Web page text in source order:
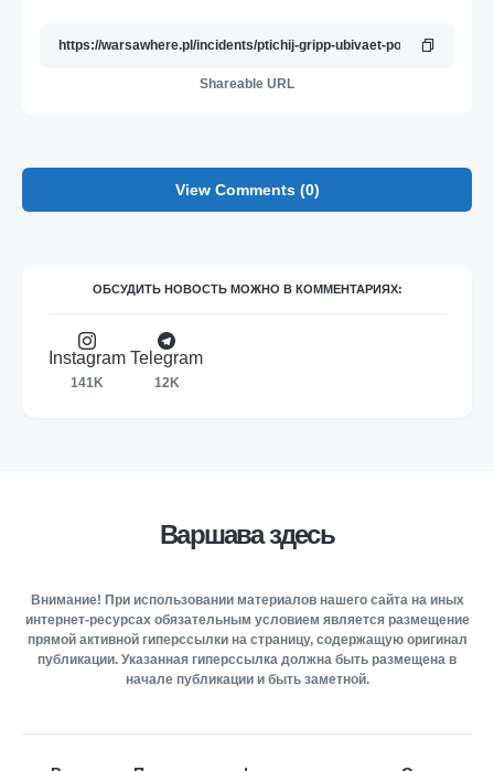
Shareable URL
View Comments (0)
ОБСУДИТЬ НОВОСТЬ МОЖНО В КОММЕНТАРИЯХ:
Instagram
141K
Telegram
12K
Варшава здесь
Внимание! При использовании материалов нашего сайта на иных
интернет-ресурсах обязательным условием является размещение
прямой активной гиперссылки на страницу, содержащую оригинал
публикации. Указанная гиперссылка должна быть размещена в
начале публикации и быть заметной.